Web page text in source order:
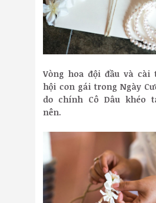
Vòng hoa đội đầu và cài
hội con gái trong Ngày
do chính Cô Dâu khéo
nên.